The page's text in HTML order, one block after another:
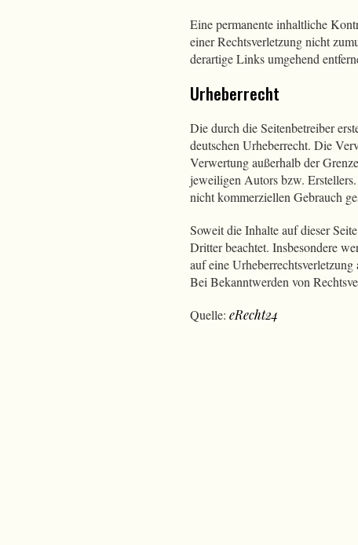
Eine permanente inhaltliche
einer Rechtsverletzung nicht
derartige Links umgehend
Urheberrecht
Die durch die Seitenbetreiber
deutschen Urheberrecht. Die
Verwertung außerhalb der
jeweiligen Autors bzw.
nicht kommerziellen Gebrauch
Soweit die Inhalte auf dieser
Dritter beachtet. Insbesondere
auf eine
Bei Bekanntwerden von
Quelle: eRecht24